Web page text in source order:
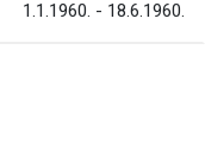
1.1.1960. - 18.6.1960.